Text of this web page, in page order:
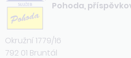
Pohoda,
Okružní 1779/16
792 01 Bruntál